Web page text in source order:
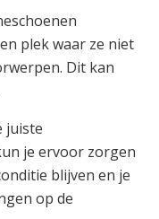
plek waar ze niet
Dit kan
juiste
je ervoor zorgen
blijven en je
op de